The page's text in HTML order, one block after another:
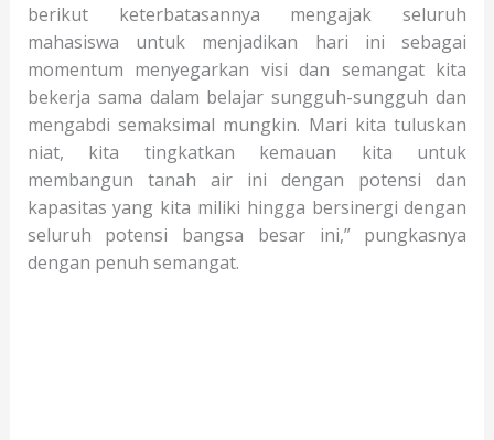
berikut keterbatasannya mengajak seluruh
mahasiswa untuk menjadikan hari ini sebagai
momentum menyegarkan visi dan semangat kita
bekerja sama dalam belajar sungguh-sungguh dan
mengabdi semaksimal mungkin. Mari kita tuluskan
niat, kita tingkatkan kemauan kita untuk
membangun tanah air ini dengan potensi dan
kapasitas yang kita miliki hingga bersinergi dengan
seluruh potensi bangsa besar ini,” pungkasnya
dengan penuh semangat.